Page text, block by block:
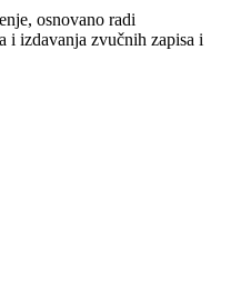
osnovano radi
i izdavanja zvučnih zapisa i